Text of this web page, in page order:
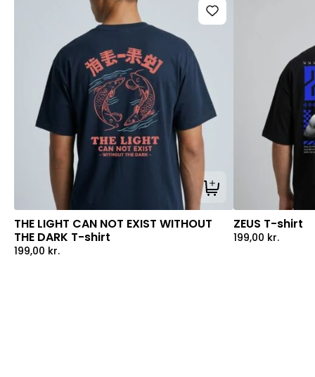
Tilføj til kurv
THE LIGHT CAN NOT EXIST WITHOUT
THE DARK T-shirt
199,00 kr.
ZEUS T-shirt
199,00 kr.